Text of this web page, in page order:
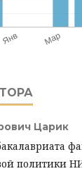
Царик
политики